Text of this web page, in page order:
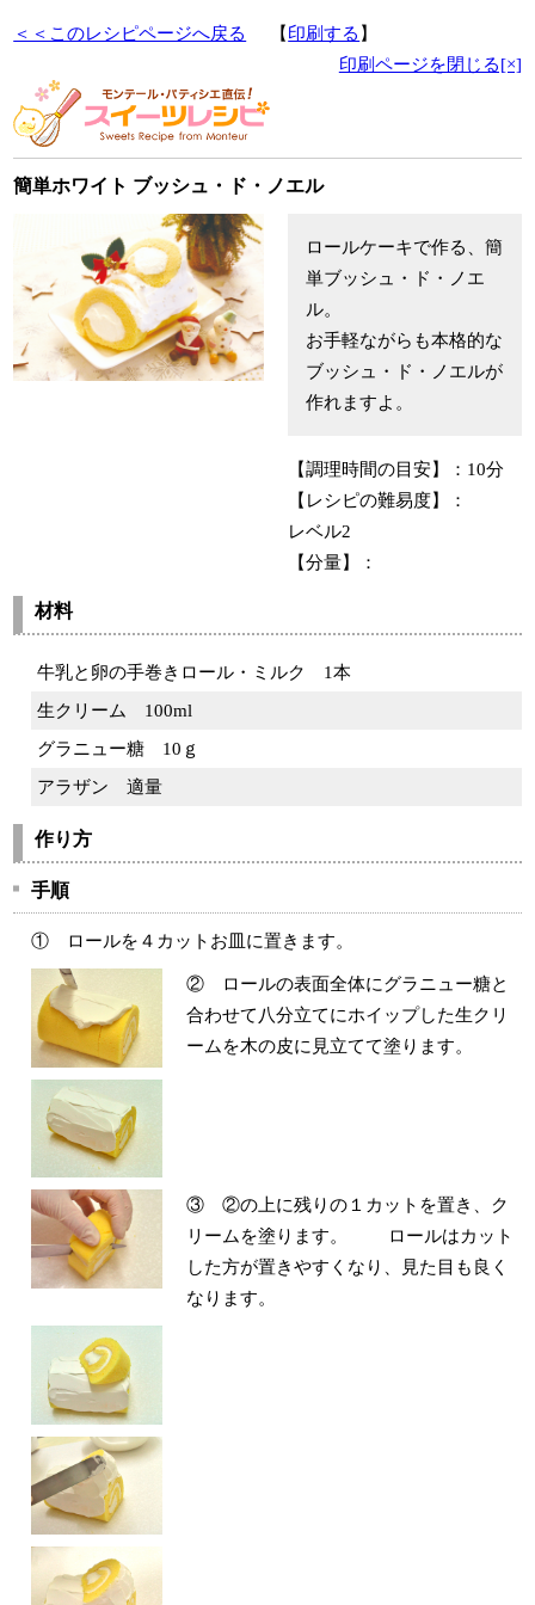
＜＜このレシピページへ戻る 【 印刷する 】
印刷ページを閉じる[×]
簡単ホワイト ブッシュ・ド・ノエル
ロールケーキで作る、簡
単ブッシュ・ド・ノエ
ル。
お手軽ながらも本格的な
ブッシュ・ド・ノエルが
作れますよ。
【調理時間の目安】： 10分
【レシピの難易度】：
レベル2
【分量】：
材料
牛乳と卵の手巻きロール・ミルク
1本
生クリーム
100ml
グラニュー糖
10ｇ
アラザン
適量
作り方
手順
① ロールを４カットお皿に置きます。
② ロールの表面全体にグラニュー糖と
合わせて八分立てにホイップした生クリ
ームを木の皮に見立てて塗ります。
③ ②の上に残りの１カットを置き、ク
リームを塗ります。 ロールはカット
した方が置きやすくなり、見た目も良く
なります。